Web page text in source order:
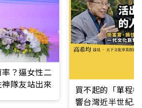
？逼女性二
隊友站出來
買不起的「單程
響台灣近半世紀